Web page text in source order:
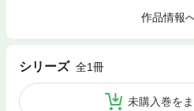
作品情報
シリーズ 全1冊
未購入巻を